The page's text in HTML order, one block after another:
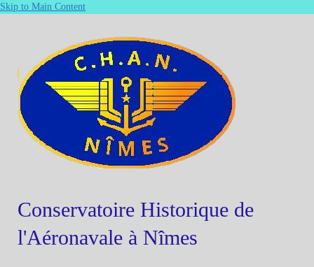
Skip to Main Content
Conservatoire Historique de
l'Aéronavale à Nîmes